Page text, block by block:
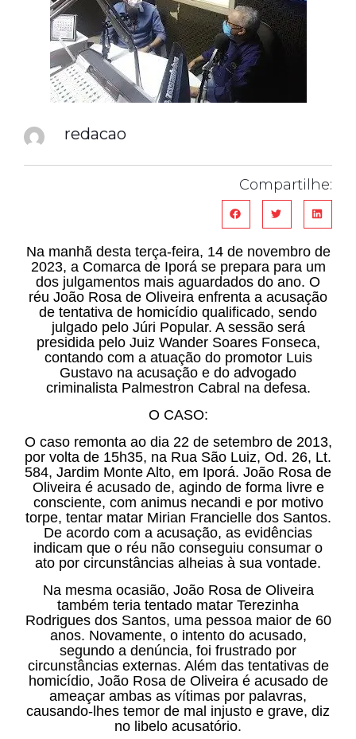
redacao
Compartilhe:
Na manhã desta terça-feira, 14 de novembro de
2023, a Comarca de Iporá se prepara para um
dos julgamentos mais aguardados do ano. O
réu João Rosa de Oliveira enfrenta a acusação
de tentativa de homicídio qualificado, sendo
julgado pelo Júri Popular. A sessão será
presidida pelo Juiz Wander Soares Fonseca,
contando com a atuação do promotor Luis
Gustavo na acusação e do advogado
criminalista Palmestron Cabral na defesa.
O CASO:
O caso remonta ao dia 22 de setembro de 2013,
por volta de 15h35, na Rua São Luiz, Od. 26, Lt.
584, Jardim Monte Alto, em Iporá. João Rosa de
Oliveira é acusado de, agindo de forma livre e
consciente, com animus necandi e por motivo
torpe, tentar matar Mirian Francielle dos Santos.
De acordo com a acusação, as evidências
indicam que o réu não conseguiu consumar o
ato por circunstâncias alheias à sua vontade.
Na mesma ocasião, João Rosa de Oliveira
também teria tentado matar Terezinha
Rodrigues dos Santos, uma pessoa maior de 60
anos. Novamente, o intento do acusado,
segundo a denúncia, foi frustrado por
circunstâncias externas. Além das tentativas de
homicídio, João Rosa de Oliveira é acusado de
ameaçar ambas as vítimas por palavras,
causando-lhes temor de mal injusto e grave, diz
no libelo acusatório.